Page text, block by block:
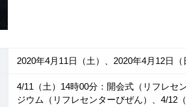
2020年4月11日（土）、2020年4月12日（
4/11（土）14時00分：開会式（リフレセ
ジウム（リフレセンターびぜん）、4/12